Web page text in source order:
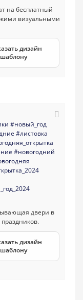
дизайн
#новый_год
#листовка
#новогодний
дизайн